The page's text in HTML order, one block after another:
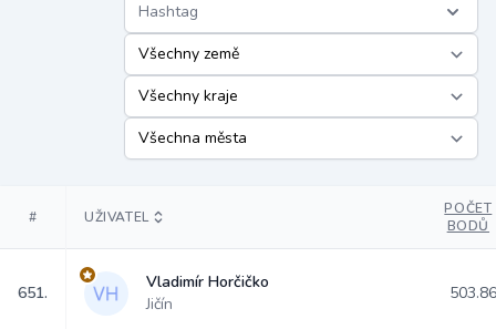
Hashtag
# UŽIVATEL
POČET
BODŮ
651.
Vladimír Horčičko
Jičín
503.86